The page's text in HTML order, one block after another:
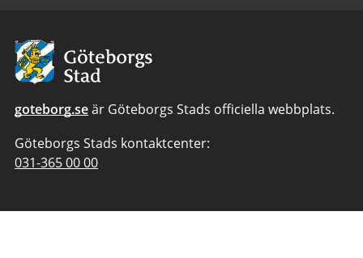
Avsändare:
Göteborgs
Stad
goteborg.seär Göteborgs Stads officiella webbplats.
Göteborgs Stads kontaktcenter:
Telefonnummer
031-365 00 00